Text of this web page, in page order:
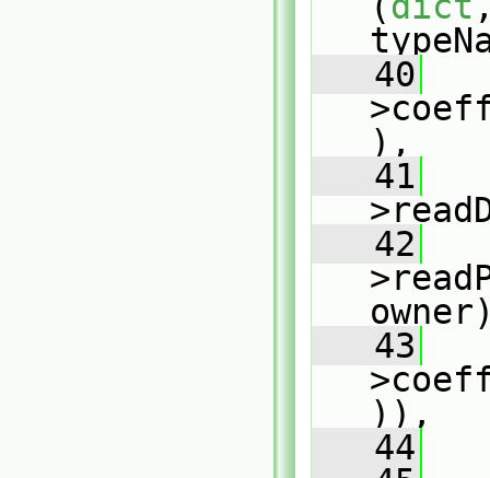
   40
),
   41
   42
   43
)),
   44